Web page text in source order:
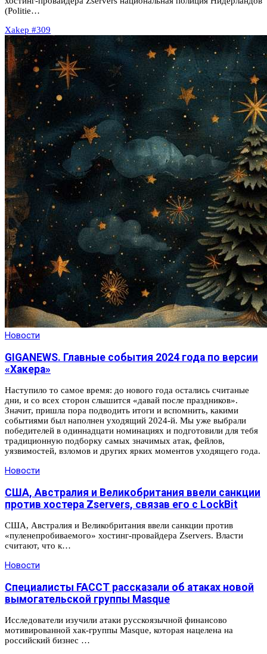
(Politie…
Xakep #309
Новости
GIGANEWS. Главные события 2024 года по версии
«Хакера»
Наступило то самое время: до нового года остались считаные
дни, и со всех сторон слышится «давай после праздников».
Значит, пришла пора подводить итоги и вспомнить, какими
событиями был наполнен уходящий 2024-й. Мы уже выбрали
победителей в одиннадцати номинациях и подготовили для тебя
традиционную подборку самых значимых атак, фейлов,
уязвимостей, взломов и других ярких моментов уходящего года.
Новости
США, Австралия и Великобритания ввели санкции
против хостера Zservers, связав его с LockBit
США, Австралия и Великобритания ввели санкции против
«пуленепробиваемого» хостинг-провайдера Zservers. Власти
считают, что к…
Новости
Специалисты FACCT рассказали об атаках новой
вымогательской группы Masque
Исследователи изучили атаки русскоязычной финансово
мотивированной хак-группы Masque, которая нацелена на
российский бизнес …